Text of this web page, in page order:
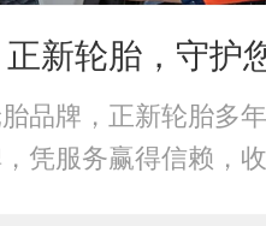
正新轮胎，守护
品牌，正新轮胎多
凭服务赢得信赖，